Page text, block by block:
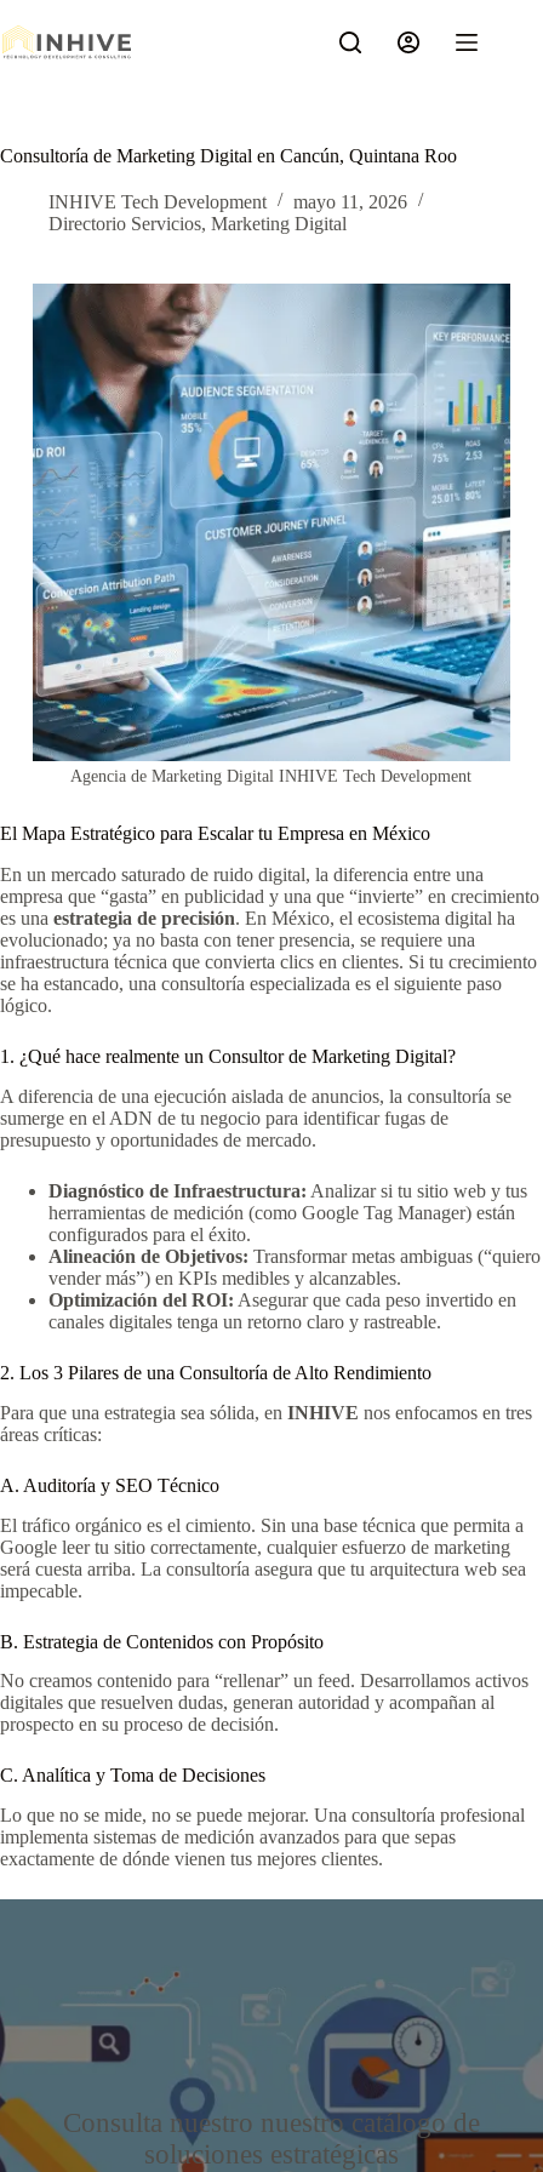
al
contenido
Consultoría de Marketing Digital en Cancún, Quintana Roo
INHIVE Tech Development
mayo 11, 2026
Directorio Servicios, Marketing Digital
Agencia de Marketing Digital INHIVE Tech Development
El Mapa Estratégico para Escalar tu Empresa en México
En un mercado saturado de ruido digital, la diferencia entre una
empresa que “gasta” en publicidad y una que “invierte” en crecimiento
es una estrategia de precisión. En México, el ecosistema digital ha
evolucionado; ya no basta con tener presencia, se requiere una
infraestructura técnica que convierta clics en clientes. Si tu crecimiento
se ha estancado, una consultoría especializada es el siguiente paso
lógico.
1. ¿Qué hace realmente un Consultor de Marketing Digital?
A diferencia de una ejecución aislada de anuncios, la consultoría se
sumerge en el ADN de tu negocio para identificar fugas de
presupuesto y oportunidades de mercado.
Diagnóstico de Infraestructura: Analizar si tu sitio web y tus
herramientas de medición (como Google Tag Manager) están
configurados para el éxito.
Alineación de Objetivos: Transformar metas ambiguas (“quiero
vender más”) en KPIs medibles y alcanzables.
Optimización del ROI: Asegurar que cada peso invertido en
canales digitales tenga un retorno claro y rastreable.
2. Los 3 Pilares de una Consultoría de Alto Rendimiento
Para que una estrategia sea sólida, en INHIVE nos enfocamos en tres
áreas críticas:
A. Auditoría y SEO Técnico
El tráfico orgánico es el cimiento. Sin una base técnica que permita a
Google leer tu sitio correctamente, cualquier esfuerzo de marketing
será cuesta arriba. La consultoría asegura que tu arquitectura web sea
impecable.
B. Estrategia de Contenidos con Propósito
No creamos contenido para “rellenar” un feed. Desarrollamos activos
digitales que resuelven dudas, generan autoridad y acompañan al
prospecto en su proceso de decisión.
C. Analítica y Toma de Decisiones
Lo que no se mide, no se puede mejorar. Una consultoría profesional
implementa sistemas de medición avanzados para que sepas
exactamente de dónde vienen tus mejores clientes.
Consulta nuestro nuestro catálogo de
soluciones estratégicas